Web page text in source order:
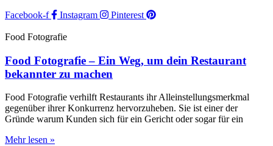
Facebook-f
Instagram Pinterest
Food Fotografie
Food Fotografie – Ein Weg, um dein Restaurant
bekannter zu machen
Food Fotografie verhilft Restaurants ihr Alleinstellungsmerkmal
gegenüber ihrer Konkurrenz hervorzuheben. Sie ist einer der
Gründe warum Kunden sich für ein Gericht oder sogar für ein
Mehr lesen »